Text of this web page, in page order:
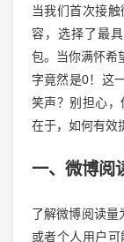
当我们首次接
容，选择了最
包。当你满怀希
字竟然是0！这
笑声？别担心
在于，如何有效
一、微博阅
了解微博阅读量
或者个人用户